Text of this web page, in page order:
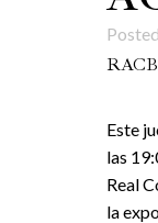
Este
las
Real
la